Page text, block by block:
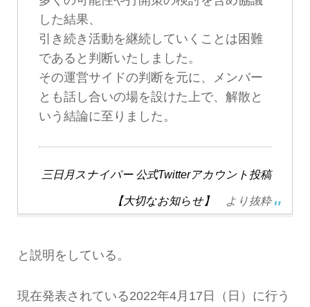
した結果、
引き続き活動を継続していくことは困難
であると判断いたしました。
その運営サイドの判断を元に、メンバー
とも話し合いの場を設けた上で、解散と
いう結論に至りました。
三日月スナイパー 公式Twitterアカウント投稿
【大切なお知らせ】 より抜粋
と説明をしている。
現在発表されている2022年4月17日（日）に行う